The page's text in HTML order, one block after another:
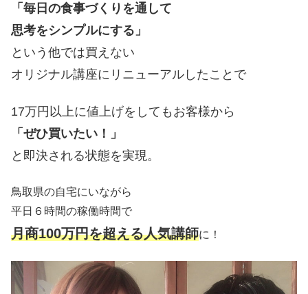
「毎日の食事づくりを通して
思考をシンプルにする」
という他では買えない
オリジナル講座にリニューアルしたことで
17万円以上に値上げをしてもお客様から
「ぜひ買いたい！」
と即決される状態を実現。
鳥取県の自宅にいながら
平日６時間の稼働時間で
月商100万円を超える人気講師に！